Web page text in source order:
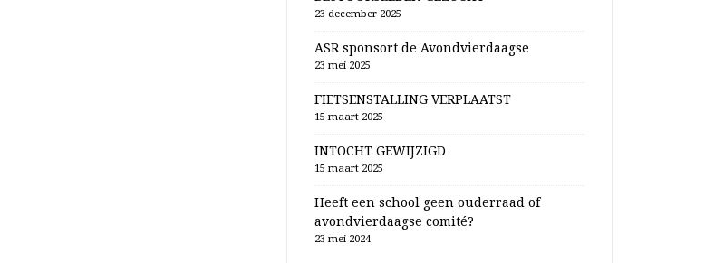
23 december 2025
ASR sponsort de Avondvierdaagse
23 mei 2025
FIETSENSTALLING VERPLAATST
15 maart 2025
INTOCHT GEWIJZIGD
15 maart 2025
Heeft een school geen ouderraad of
avondvierdaagse comité?
23 mei 2024